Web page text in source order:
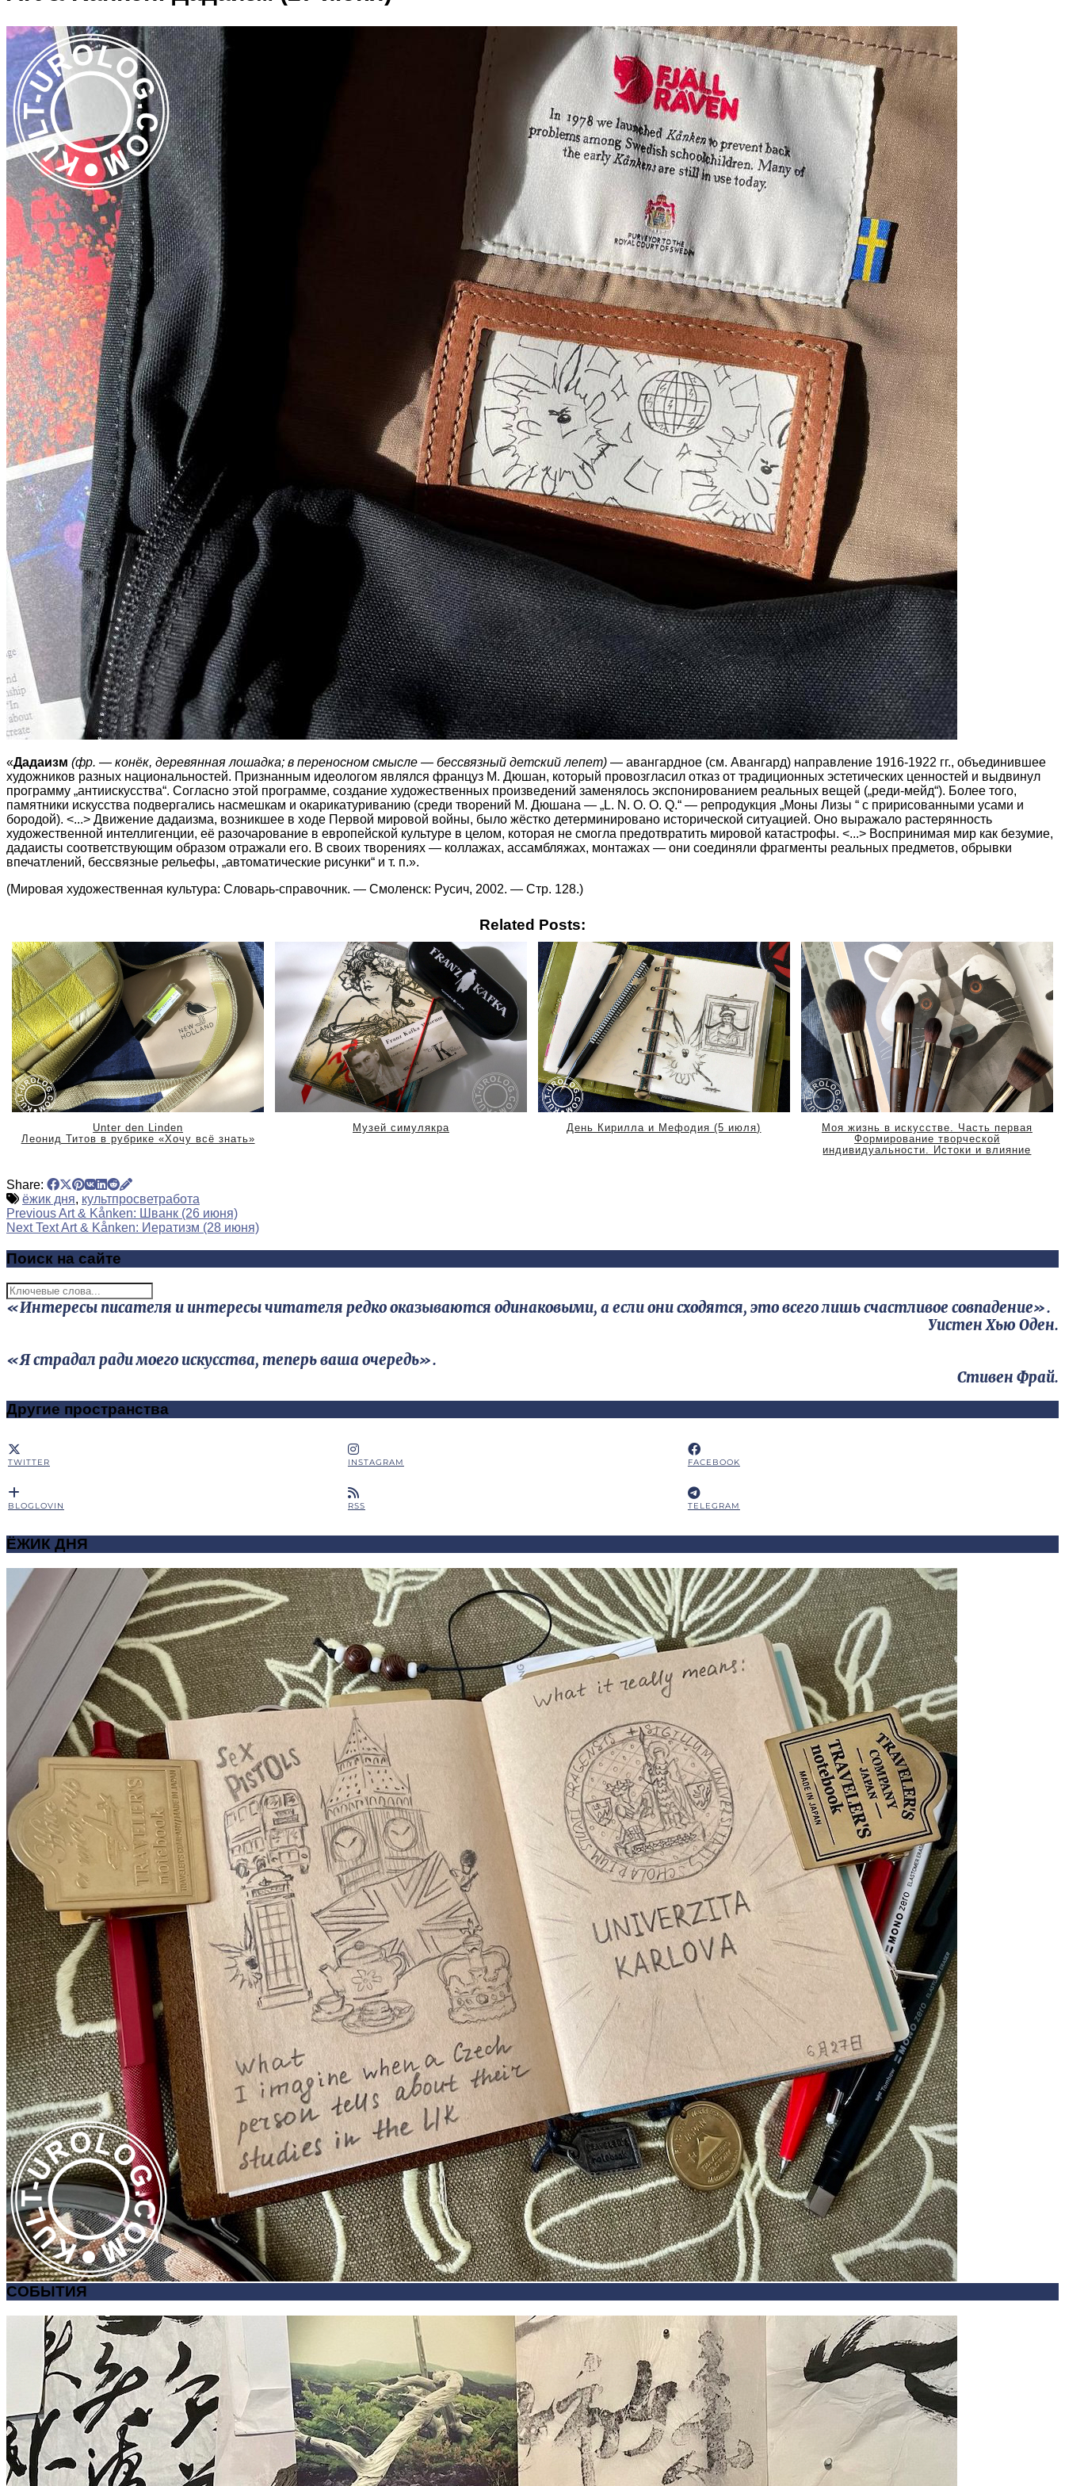
«Дадаизм (фр. — конёк, деревянная лошадка; в переносном смысле — бессвязный детский лепет) — авангардное (см. Авангард) направление 1916-1922 гг., объединившее
художников разных национальностей. Признанным идеологом являлся француз М. Дюшан, который провозгласил отказ от традиционных эстетических ценностей и выдвинул
программу „антиискусства“. Согласно этой программе, создание художественных произведений заменялось экспонированием реальных вещей („реди-мейд“). Более того,
памятники искусства подвергались насмешкам и окарикатуриванию (среди творений М. Дюшана — „L. N. O. O. Q.“ — репродукция „Моны Лизы “ с пририсованными усами и
бородой). <...> Движение дадаизма, возникшее в ходе Первой мировой войны, было жёстко детерминировано исторической ситуацией. Оно выражало растерянность
художественной интеллигенции, её разочарование в европейской культуре в целом, которая не смогла предотвратить мировой катастрофы. <...> Воспринимая мир как безумие,
дадаисты соответствующим образом отражали его. В своих творениях — коллажах, ассамбляжах, монтажах — они соединяли фрагменты реальных предметов, обрывки
впечатлений, бессвязные рельефы, „автоматические рисунки“ и т. п.».
(Мировая художественная культура: Словарь-справочник. — Смоленск: Русич, 2002. — Стр. 128.)
Related Posts:
Unter den Linden
Леонид Титов в рубрике «Хочу всё знать»
Музей симулякра День Кирилла и Мефодия (5 июля)
Моя жизнь в искусстве. Часть первая
Формирование творческой
индивидуальности. Истоки и влияние
Share:
ёжик дня, культпросветработа
PreviousArt & Kånken: Шванк (26 июня)
Next TextArt & Kånken: Иератизм (28 июня)
Поиск на сайте
«Интересы писателя и интересы читателя редко оказываются одинаковыми, а если они сходятся, это всего лишь счастливое совпадение».
Уистен Хью Оден.
«Я страдал ради моего искусства, теперь ваша очередь».
Стивен Фрай.
Другие пространства
TWITTER INSTAGRAM FACEBOOK
BLOGLOVIN RSS TELEGRAM
ЁЖИК ДНЯ
СОБЫТИЯ